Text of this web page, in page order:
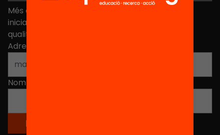
Més de 40.000 persones ja han triat Equitat. Rep
iniciatives, propostes i projectes per millorar la
qualitat de l'educació a Catalunya.
Adreça electrònica
Nom